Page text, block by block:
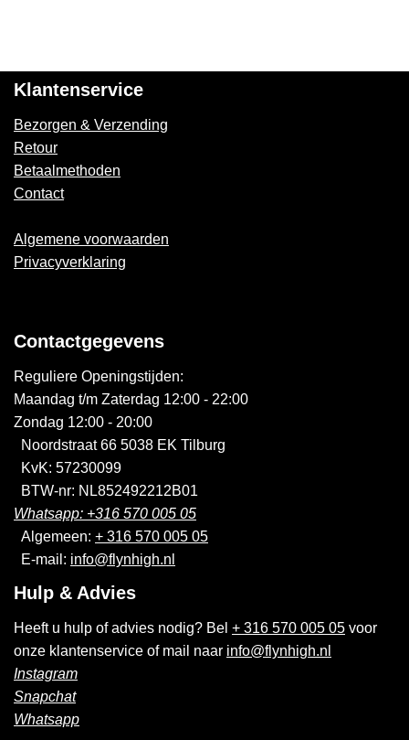
Klantenservice
Bezorgen & Verzending
Retour
Betaalmethoden
Contact
Algemene voorwaarden
Privacyverklaring
Contactgegevens
Reguliere Openingstijden:
Maandag t/m Zaterdag 12:00 - 22:00
Zondag 12:00 - 20:00
Noordstraat 66 5038 EK Tilburg
KvK: 57230099
BTW-nr: NL852492212B01
Whatsapp: +316 570 005 05
Algemeen: + 316 570 005 05
E-mail: info@flynhigh.nl
Hulp & Advies
Heeft u hulp of advies nodig? Bel + 316 570 005 05 voor
onze klantenservice of mail naar info@flynhigh.nl
Instagram
Snapchat
Whatsapp